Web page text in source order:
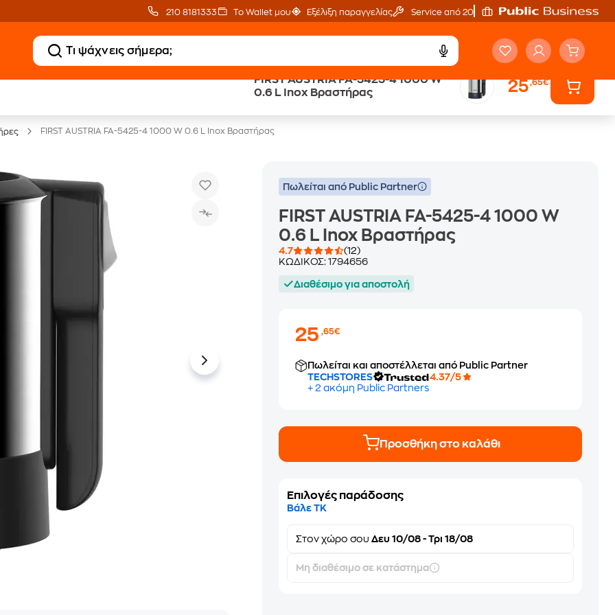
210 8181333 Το Wallet μου Εξέλιξη παραγγελίας Service από 20'
FIRST AUSTRIA FA-5425-4 1000 W
0.6 L Inox Βραστήρας
25,65€
Δωρεάν Μεταφορικά Public επιστροφή €
FIRST AUSTRIA FA-5425-4 1000 W 0.6 L Inox Βραστήρας
Πωλείται από Public Partner
FIRST AUSTRIA FA-5425-4 1000 W
0.6 L Inox Βραστήρας
4.7
(12)
ΚΩΔΙΚΟΣ:1794656
Διαθέσιμο για αποστολή
25,65€
Πωλείται και αποστέλλεται από Public Partner
TECHSTORES
4.37/5
+ 2 ακόμη Public Partners
Προσθήκη στο καλάθι
Επιλογές παράδοσης
Βάλε ΤΚ
Στονχώρο σου Δευ 10/08 - Τρι 18/08
Μη διαθέσιμο σε κατάστημα